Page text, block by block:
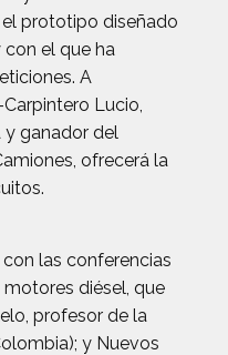
el prototipo diseñado
el que ha
A
Lucio,
y ganador del
ofrecerá la
las conferencias
diésel, que
profesor de la
y Nuevos